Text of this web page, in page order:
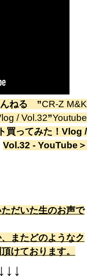
ねる ”CR-Z M&K
/ Vol.32”Youtube
買ってみた！Vlog /
Vol.32 - YouTube ＞
だいた生のお声で
またどのようなク
けております。
↓ ↓ ↓